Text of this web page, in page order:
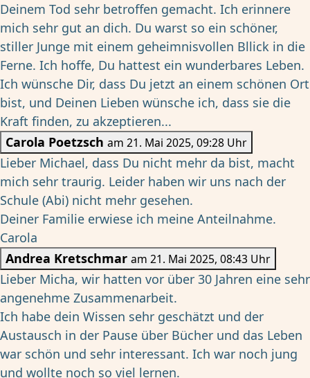
Deinem Tod sehr betroffen gemacht. Ich erinnere
mich sehr gut an dich. Du warst so ein schöner,
stiller Junge mit einem geheimnisvollen Bllick in die
Ferne. Ich hoffe, Du hattest ein wunderbares Leben.
Ich wünsche Dir, dass Du jetzt an einem schönen Ort
bist, und Deinen Lieben wünsche ich, dass sie die
Kraft finden, zu akzeptieren...
Carola Poetzsch
am 21. Mai 2025, 09:28 Uhr
Lieber Michael, dass Du nicht mehr da bist, macht
mich sehr traurig. Leider haben wir uns nach der
Schule (Abi) nicht mehr gesehen.
Deiner Familie erwiese ich meine Anteilnahme.
Carola
Andrea Kretschmar
am 21. Mai 2025, 08:43 Uhr
Lieber Micha, wir hatten vor über 30 Jahren eine sehr
angenehme Zusammenarbeit.
Ich habe dein Wissen sehr geschätzt und der
Austausch in der Pause über Bücher und das Leben
war schön und sehr interessant. Ich war noch jung
und wollte noch so viel lernen.